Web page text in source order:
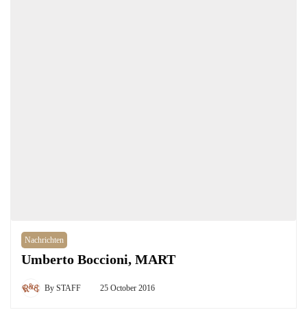
Nachrichten
Umberto Boccioni, MART
By STAFF 25 October 2016